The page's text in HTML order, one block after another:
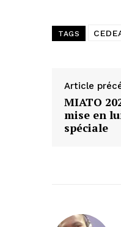
TAGS
Article
MIATO
mise en
spéciale